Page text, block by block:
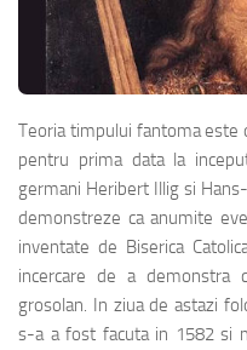
Teoria timpului fantoma este
pentru prima data la
germani Heribert Illig si
demonstreze ca anumite
inventate de Biserica
incercare de a
grosolan. In ziua de astazi
s-a a fost facuta in 1582 si